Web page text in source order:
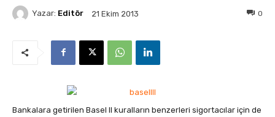
Yazar: Editör 21 Ekim 2013 0
Bankalara getirilen Basel II kuralların benzerleri sigortacılar için de